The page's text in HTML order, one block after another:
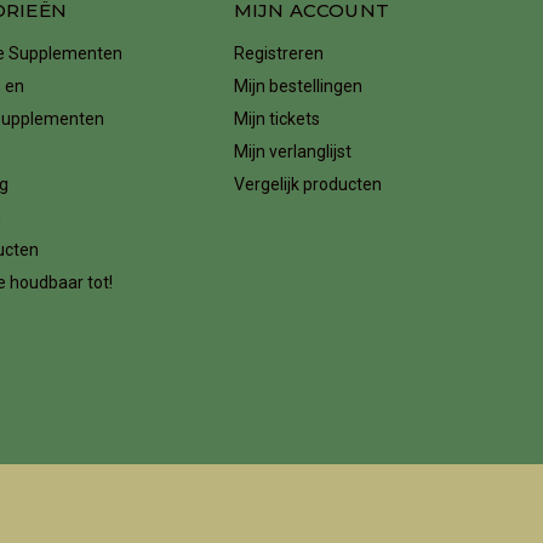
Supplementen
en
houdbaar tot!
MIJN ACCOUNT
Registreren
Mijn bestellingen
Mijn tickets
Mijn verlanglijst
Vergelijk producten